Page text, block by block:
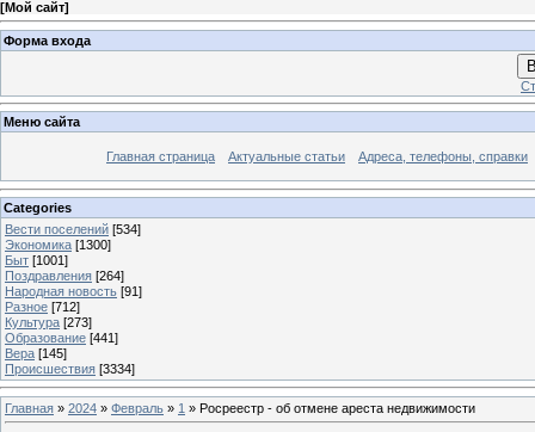
[Мой сайт]
Форма входа
Меню сайта
Главная страница Актуальные статьи Адреса, телефоны, справки
Categories
Вести поселений [534]
Экономика [1300]
Быт [1001]
Поздравления [264]
Народная новость [91]
Разное [712]
Культура [273]
Образование [441]
Вера [145]
Происшествия [3334]
Главная » 2024 » Февраль » 1 » Росреестр - об отмене ареста недвижимости